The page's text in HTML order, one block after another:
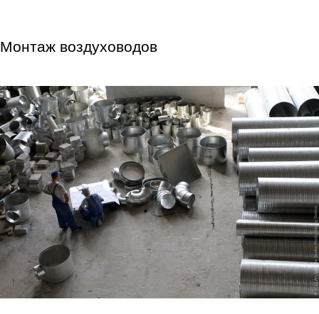
Монтаж воздуховодов